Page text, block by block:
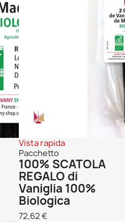
Vista rapida
Pacchetto
100% SCATOLA
REGALO di
Vaniglia 100%
Biologica
72,62 €